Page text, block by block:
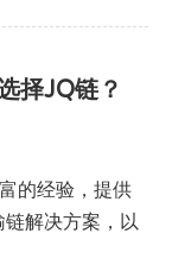
择JQ链？
的经验，提供
解决方案，以